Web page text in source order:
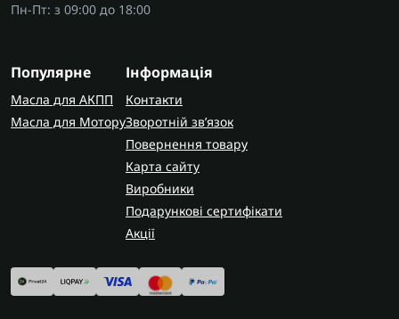
Пн-Пт: з 09:00 до 18:00
Популярне
Масла для АКПП
Масла для Мотору
Інформація
Контакти
Зворотній зв’язок
Повернення товару
Карта сайту
Виробники
Подарункові сертифікати
Акції